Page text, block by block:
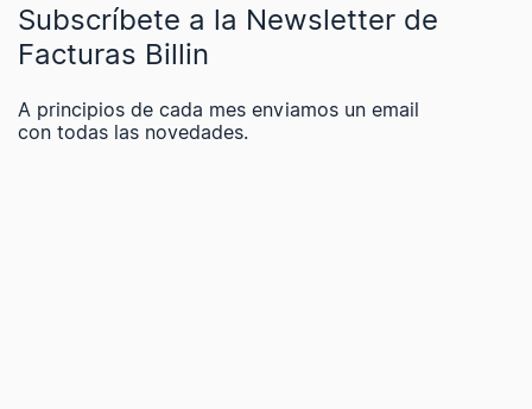
Subscríbete a la Newsletter de
Facturas Billin
A principios de cada mes enviamos un email
con todas las novedades.